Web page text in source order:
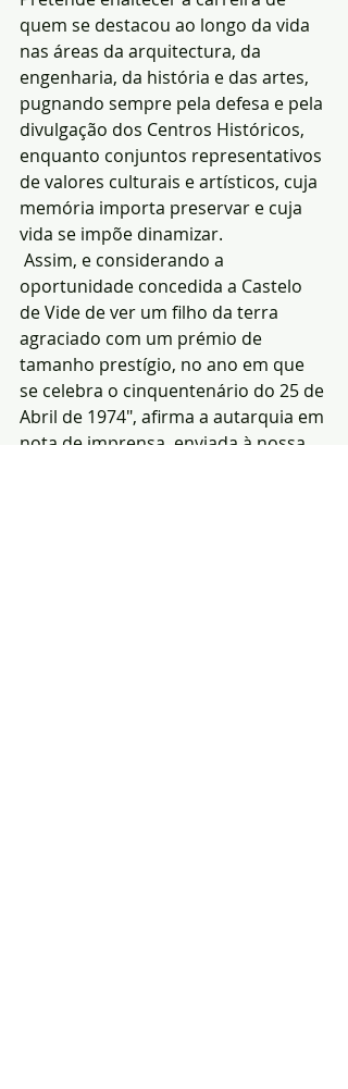
quem se destacou ao longo da vida
nas áreas da arquitectura, da
engenharia, da história e das artes,
pugnando sempre pela defesa e pela
divulgação dos Centros Históricos,
enquanto conjuntos representativos
de valores culturais e artísticos, cuja
memória importa preservar e cuja
vida se impõe dinamizar.
Assim, e considerando a
oportunidade concedida a Castelo
de Vide de ver um filho da terra
agraciado com um prémio de
tamanho prestígio, no ano em que
se celebra o cinquentenário do 25 de
Abril de 1974", afirma a autarquia em
nota de imprensa, enviada à nossa